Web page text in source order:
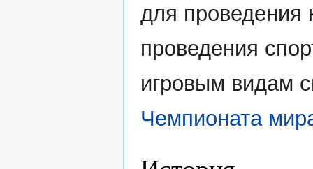
для проведения
проведения
игровым видам
Чемпионата